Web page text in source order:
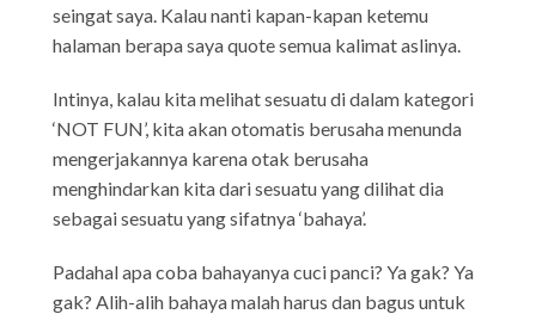
seingat saya. Kalau nanti kapan-kapan ketemu
halaman berapa saya quote semua kalimat aslinya.
Intinya, kalau kita melihat sesuatu di dalam kategori
‘NOT FUN’, kita akan otomatis berusaha menunda
mengerjakannya karena otak berusaha
menghindarkan kita dari sesuatu yang dilihat dia
sebagai sesuatu yang sifatnya ‘bahaya’.
Padahal apa coba bahayanya cuci panci? Ya gak? Ya
gak? Alih-alih bahaya malah harus dan bagus untuk